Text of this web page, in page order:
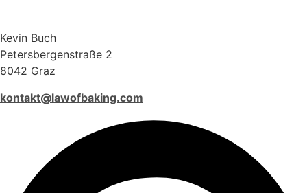
Kevin Buch
Petersbergenstraße 2
8042 Graz
kontakt@lawofbaking.com